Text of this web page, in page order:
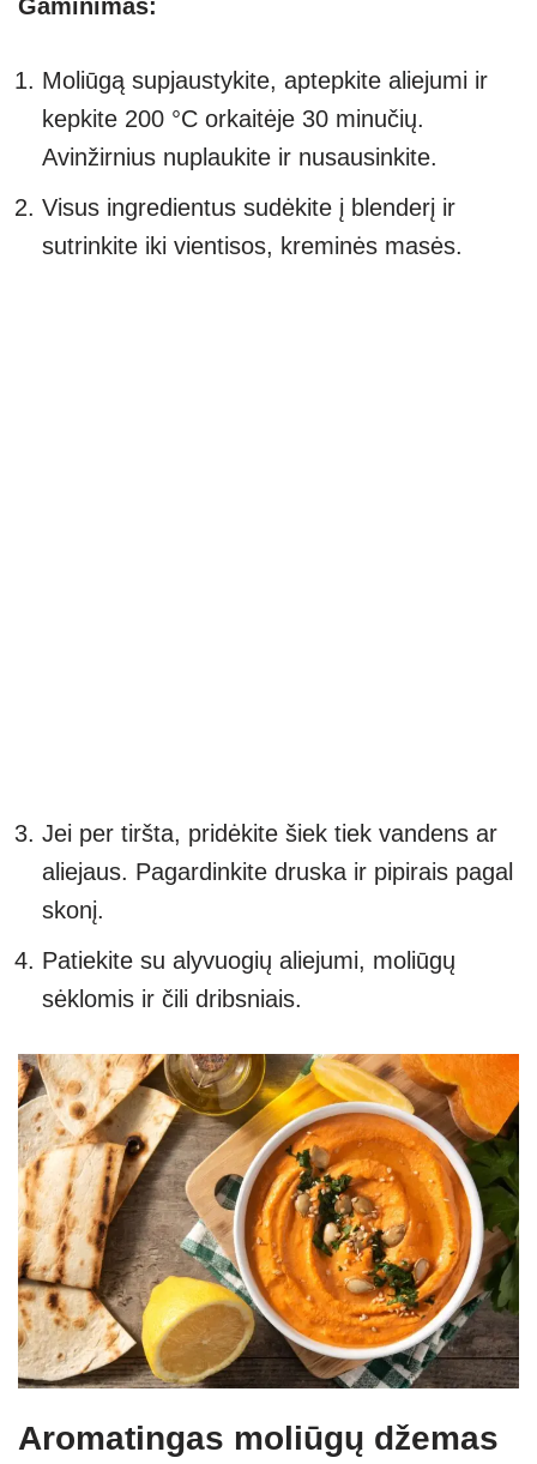
Gaminimas:
Moliūgą supjaustykite, aptepkite aliejumi ir
kepkite 200 °C orkaitėje 30 minučių.
Avinžirnius nuplaukite ir nusausinkite.
Visus ingredientus sudėkite į blenderį ir
sutrinkite iki vientisos, kreminės masės.
Jei per tiršta, pridėkite šiek tiek vandens ar
aliejaus. Pagardinkite druska ir pipirais pagal
skonį.
Patiekite su alyvuogių aliejumi, moliūgų
sėklomis ir čili dribsniais.
Aromatingas moliūgų džemas